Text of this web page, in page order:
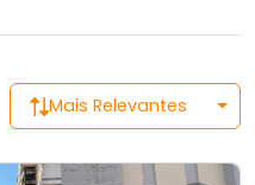
Mais Relevantes